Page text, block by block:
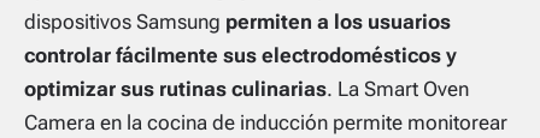
dispositivos Samsung permiten a los usuarios
controlar fácilmente sus electrodomésticos y
optimizar sus rutinas culinarias. La Smart Oven
Camera en la cocina de inducción permite monitorear